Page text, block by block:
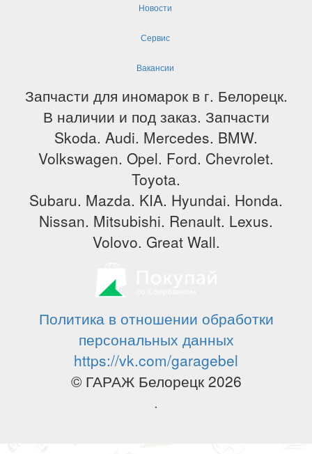
Новости
Сервис
Вакансии
Запчасти для иномарок в г. Белорецк.
В наличии и под заказ. Запчасти
Skoda. Audi. Mercedes. BMW.
Volkswagen. Opel. Ford. Chevrolet.
Toyota.
Subaru. Mazda. KIA. Hyundai. Honda.
Nissan. Mitsubishi. Renault. Lexus.
Volovo. Great Wall.
Политика в отношении обработки
персональных данных
https://vk.com/garagebel
© ГАРАЖ Белорецк 2026
.